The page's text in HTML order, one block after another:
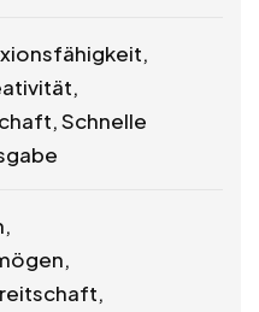
Schnelle